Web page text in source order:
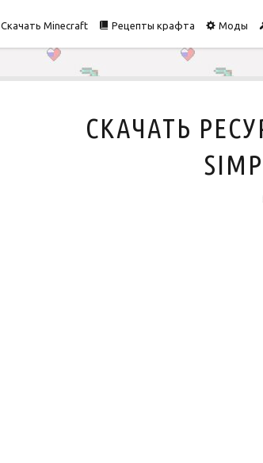
Скачать Minecraft Рецепты крафта Моды
СКАЧАТЬ